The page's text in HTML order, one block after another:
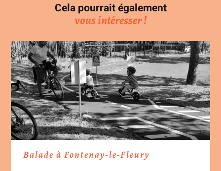
Cela pourrait également
vous intéresser !
Balade à Fontenay-le-Fleury